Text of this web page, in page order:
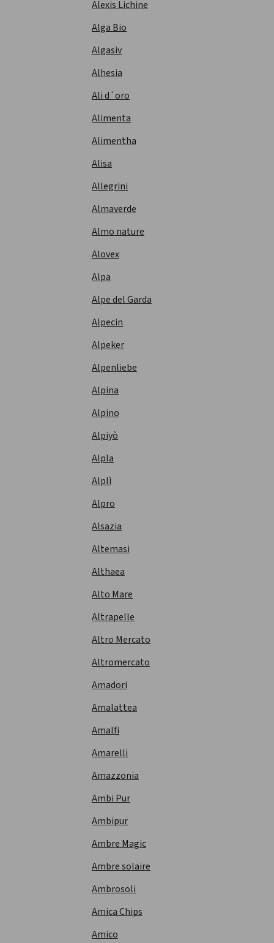
Alexis Lichine
Alga Bio
Algasiv
Alhesia
Ali d´oro
Alimenta
Alimentha
Alisa
Allegrini
Almaverde
Almo nature
Alovex
Alpa
Alpe del Garda
Alpecin
Alpeker
Alpenliebe
Alpina
Alpino
Alpiyò
Alpla
Alplì
Alpro
Alsazia
Altemasi
Althaea
Alto Mare
Altrapelle
Altro Mercato
Altromercato
Amadori
Amalattea
Amalfi
Amarelli
Amazzonia
Ambi Pur
Ambipur
Ambre Magic
Ambre solaire
Ambrosoli
Amica Chips
Amico